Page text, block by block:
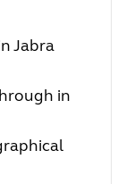
Jabra
in